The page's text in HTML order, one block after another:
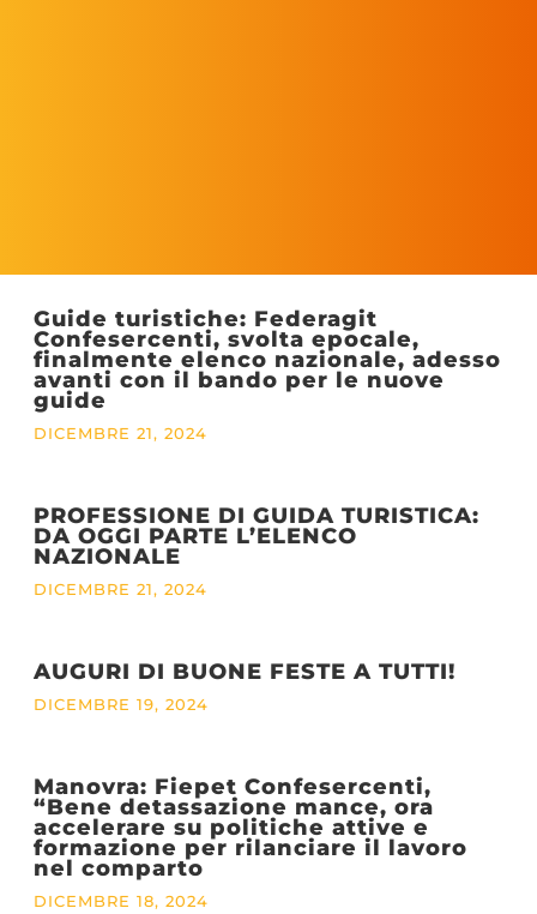
Guide turistiche: Federagit
Confesercenti, svolta epocale,
finalmente elenco nazionale, adesso
avanti con il bando per le nuove
guide
DICEMBRE 21, 2024
PROFESSIONE DI GUIDA TURISTICA:
DA OGGI PARTE L’ELENCO
NAZIONALE
DICEMBRE 21, 2024
AUGURI DI BUONE FESTE A TUTTI!
DICEMBRE 19, 2024
Manovra: Fiepet Confesercenti,
“Bene detassazione mance, ora
accelerare su politiche attive e
formazione per rilanciare il lavoro
nel comparto
DICEMBRE 18, 2024